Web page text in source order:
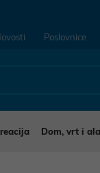
Poslovnice
Dom, vrt i